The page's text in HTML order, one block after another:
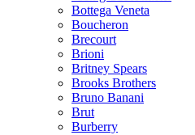
Bottega Veneta
Boucheron
Brecourt
Brioni
Britney Spears
Brooks Brothers
Bruno Banani
Brut
Burberry